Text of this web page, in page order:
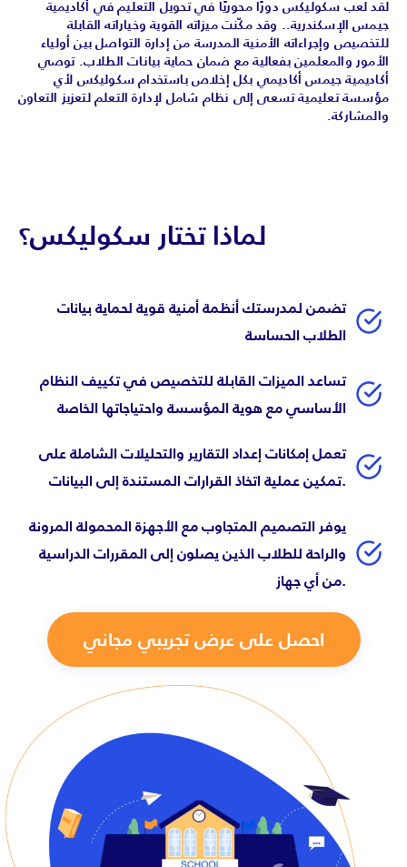
لقد لعب سكوليكس دورًا محوريًا في تحويل التعليم في أكاديمية
جيمس الإسكندرية.. وقد مكّنت ميزاته القوية وخياراته القابلة
للتخصيص وإجراءاته الأمنية المدرسة من إدارة التواصل بين أولياء
الأمور والمعلمين بفعالية مع ضمان حماية بيانات الطلاب. توصي
أكاديمية جيمس أكاديمي بكل إخلاص باستخدام سكوليكس لأي
مؤسسة تعليمية تسعى إلى نظام شامل لإدارة التعلم لتعزيز التعاون
والمشاركة.
لماذا تختار سكوليكس؟
تضمن لمدرستك أنظمة أمنية قوية لحماية بيانات
الطلاب الحساسة
تساعد الميزات القابلة للتخصيص في تكييف النظام
الأساسي مع هوية المؤسسة واحتياجاتها الخاصة
تعمل إمكانات إعداد التقارير والتحليلات الشاملة على
تمكين عملية اتخاذ القرارات المستندة إلى البيانات.
يوفر التصميم المتجاوب مع الأجهزة المحمولة المرونة
والراحة للطلاب الذين يصلون إلى المقررات الدراسية
من أي جهاز.
احصل على عرض تجريبي مجاني